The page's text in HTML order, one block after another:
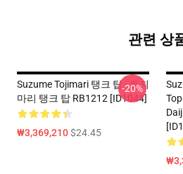
관련 상
Suzume Tojimari 탱크 탑 - 토지
마리 탱크 탑 RB1212 [ID1044]
₩3,369,210$24.45
-20%